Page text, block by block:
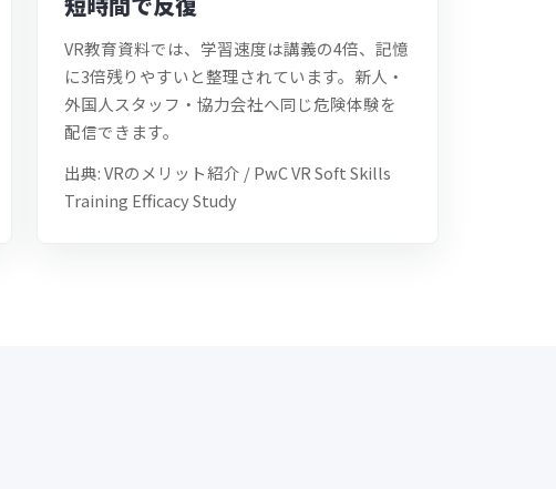
VR教育資料では、学習速度は講義の4倍、記憶
に3倍残りやすいと整理されています。新人・
外国人スタッフ・協力会社へ同じ危険体験を
配信できます。
出典: VRのメリット紹介 / PwC VR Soft Skills
Training Efficacy Study